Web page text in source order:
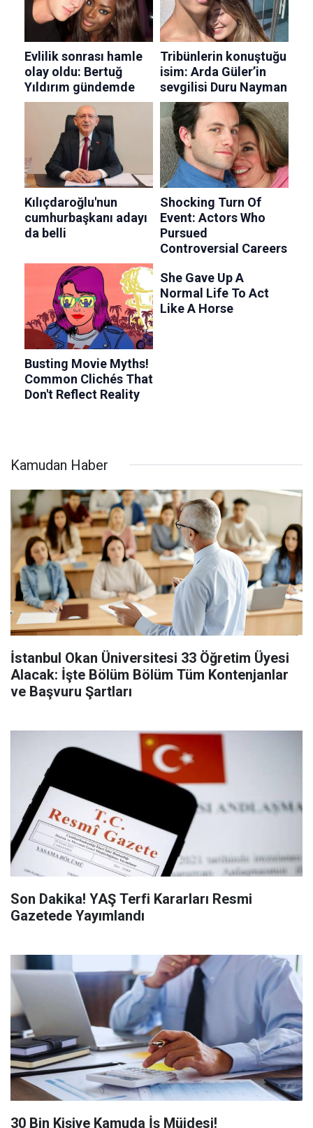
Kamudan Haber
İstanbul Okan Üniversitesi 33 Öğretim Üyesi
Alacak: İşte Bölüm Bölüm Tüm Kontenjanlar
ve Başvuru Şartları
Son Dakika! YAŞ Terfi Kararları Resmi
Gazetede Yayımlandı
​30 Bin Kişiye Kamuda İş Müjdesi!